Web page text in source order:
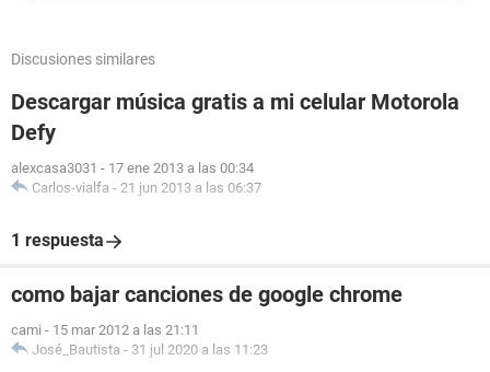
Discusiones similares
Descargar música gratis a mi celular Motorola
Defy
alexcasa3031 - 17 ene 2013 a las 00:34
Carlos-vialfa - 21 jun 2013 a las 06:37
1 respuesta
como bajar canciones de google chrome
cami - 15 mar 2012 a las 21:11
José_Bautista - 31 jul 2020 a las 11:23